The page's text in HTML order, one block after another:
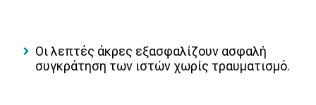
Οι λεπτές άκρες εξασφαλίζουν ασφαλή
συγκράτηση των ιστών χωρίς τραυματισμό.